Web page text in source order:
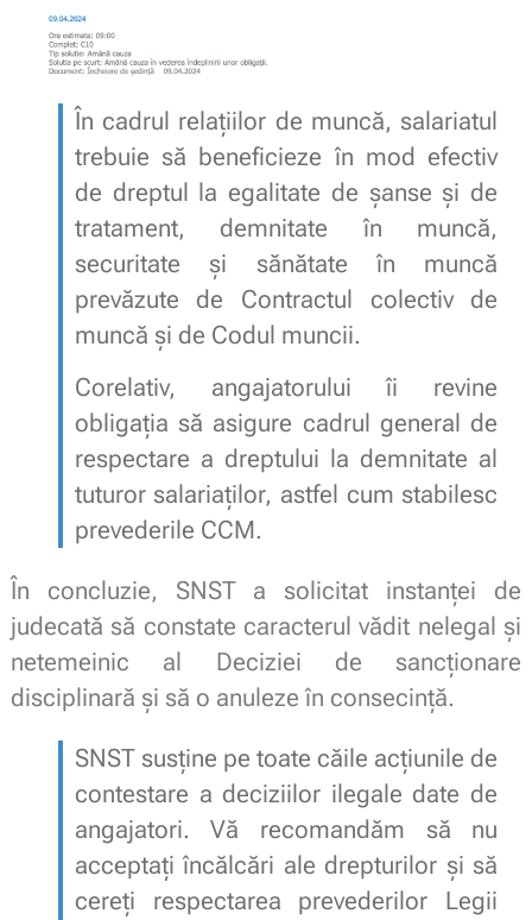
În cadrul relațiilor de muncă, salariatul
trebuie să beneficieze în mod efectiv
de dreptul la egalitate de șanse și de
tratament, demnitate în muncă,
securitate și sănătate în muncă
prevăzute de Contractul colectiv de
muncă și de Codul muncii.
Corelativ, angajatorului îi revine
obligația să asigure cadrul general de
respectare a dreptului la demnitate al
tuturor salariaților, astfel cum stabilesc
prevederile CCM.
În concluzie, SNST a solicitat instanței de
judecată să constate caracterul vădit nelegal și
netemeinic al Deciziei de sancționare
disciplinară și să o anuleze în consecință.
SNST susține pe toate căile acțiunile de
contestare a deciziilor ilegale date de
angajatori. Vă recomandăm să nu
acceptați încălcări ale drepturilor și să
cereți respectarea prevederilor Legii